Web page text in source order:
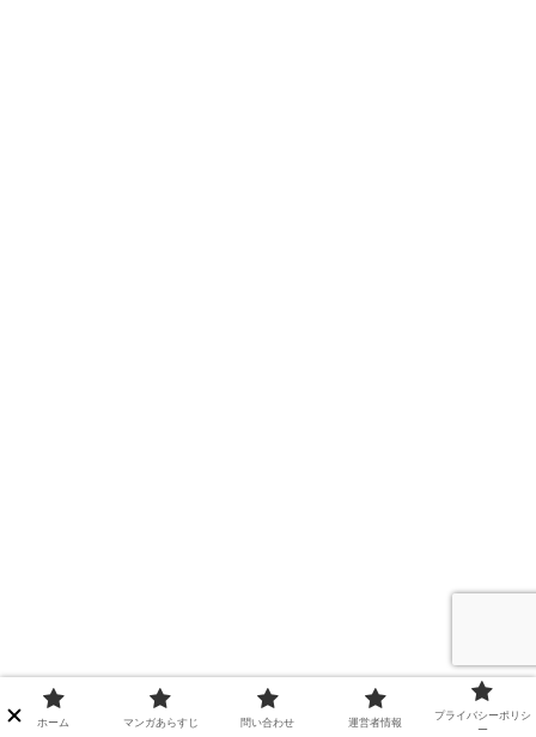
ホーム マンガあらすじ 問い合わせ 運営者情報
プライバシーポリシ
ー